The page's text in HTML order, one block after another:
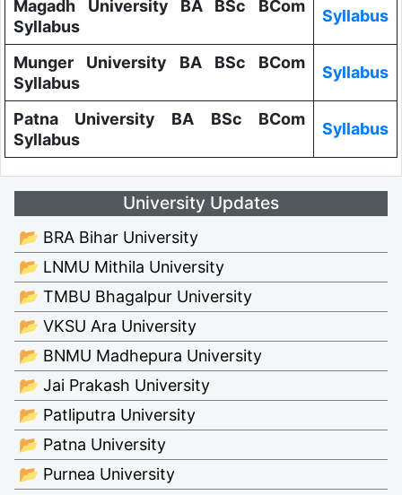
Magadh University BA BSc BCom
Syllabus
Syllabus
Munger University BA BSc BCom
Syllabus
Syllabus
Patna University BA BSc BCom
Syllabus
Syllabus
University Updates
📂 BRA Bihar University
📂 LNMU Mithila University
📂 TMBU Bhagalpur University
📂 VKSU Ara University
📂 BNMU Madhepura University
📂 Jai Prakash University
📂 Patliputra University
📂 Patna University
📂 Purnea University